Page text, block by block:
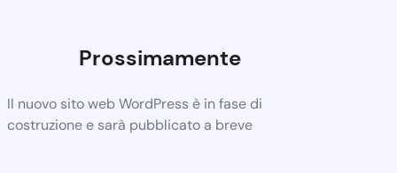
Prossimamente
Il nuovo sito web WordPress è in fase di
costruzione e sarà pubblicato a breve